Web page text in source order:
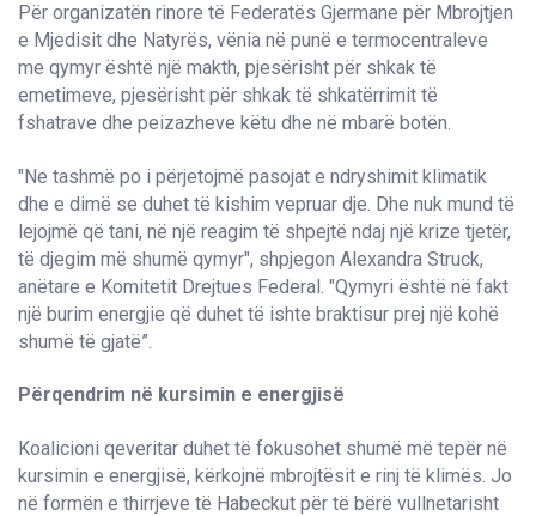
Për organizatën rinore të Federatës Gjermane për Mbrojtjen
e Mjedisit dhe Natyrës, vënia në punë e termocentraleve
me qymyr është një makth, pjesërisht për shkak të
emetimeve, pjesërisht për shkak të shkatërrimit të
fshatrave dhe peizazheve këtu dhe në mbarë botën.
"Ne tashmë po i përjetojmë pasojat e ndryshimit klimatik
dhe e dimë se duhet të kishim vepruar dje. Dhe nuk mund të
lejojmë që tani, në një reagim të shpejtë ndaj një krize tjetër,
të djegim më shumë qymyr", shpjegon Alexandra Struck,
anëtare e Komitetit Drejtues Federal. "Qymyri është në fakt
një burim energjie që duhet të ishte braktisur prej një kohë
shumë të gjatë”.
Përqendrim në kursimin e energjisë
Koalicioni qeveritar duhet të fokusohet shumë më tepër në
kursimin e energjisë, kërkojnë mbrojtësit e rinj të klimës. Jo
në formën e thirrjeve të Habeckut për të bërë vullnetarisht